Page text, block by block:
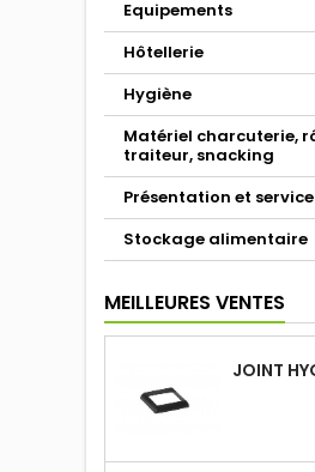
Equipements
Hôtellerie
Hygiène
Matériel charcuterie,
traiteur, snacking
Présentation et service
Stockage alimentaire
MEILLEURES VENTES